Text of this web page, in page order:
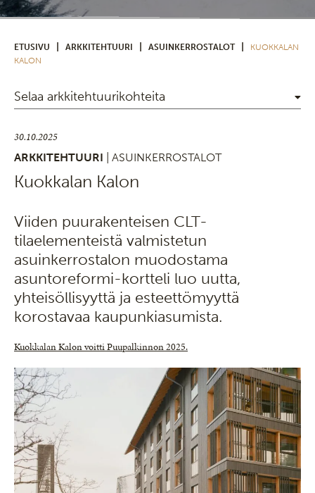
ETUSIVU ARKKITEHTUURI ASUINKERROSTALOT
KUOKKALAN
KALON
Selaa arkkitehtuurikohteita
30.10.2025
ARKKITEHTUURI
| ASUINKERROSTALOT
Kuokkalan Kalon
Viiden puurakenteisen CLT-
tilaelementeistä valmistetun
asuinkerrostalon muodostama
asuntoreformi-kortteli luo uutta,
yhteisöllisyyttä ja esteettömyyttä
korostavaa kaupunkiasumista.
Kuokkalan Kalon voitti Puupalkinnon 2025.